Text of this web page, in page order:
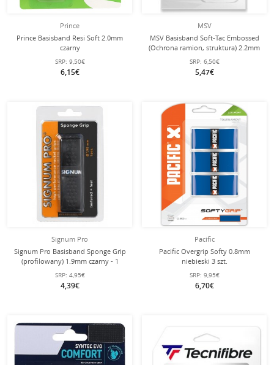
Prince
Prince Basisband Resi Soft 2.0mm
czarny
SRP: 9,50€
6,15€
MSV
MSV Basisband Soft-Tac Embossed
(Ochrona ramion, struktura) 2.2mm
biały - 1 sztuka
SRP: 6,50€
5,47€
Signum Pro
Signum Pro Basisband Sponge Grip
(profilowany) 1.9mm czarny - 1
sztuka
SRP: 4,95€
4,39€
Pacific
Pacific Overgrip Softy 0.8mm
niebieski 3 szt.
SRP: 9,95€
6,70€